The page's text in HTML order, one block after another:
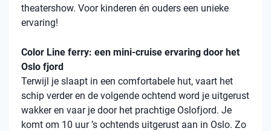
theatershow. Voor kinderen én ouders een unieke
ervaring!
Color Line ferry: een mini-cruise ervaring door het
Oslo fjord
Terwijl je slaapt in een comfortabele hut, vaart het
schip verder en de volgende ochtend word je uitgerust
wakker en vaar je door het prachtige Oslofjord. Je
komt om 10 uur ’s ochtends uitgerust aan in Oslo. Zo